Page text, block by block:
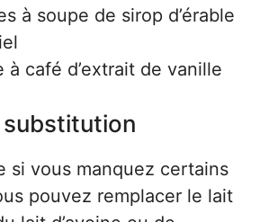
à soupe de sirop d’érable
à café d’extrait de vanille
si vous manquez certains
pouvez remplacer le lait